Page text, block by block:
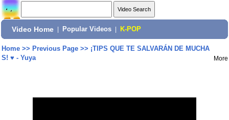
Video Home Popular Videos K-POP
Home>> Previous Page>> ¡TIPS QUE TE SALVARÁN DE MUCHA
S! ♥ - Yuya
More